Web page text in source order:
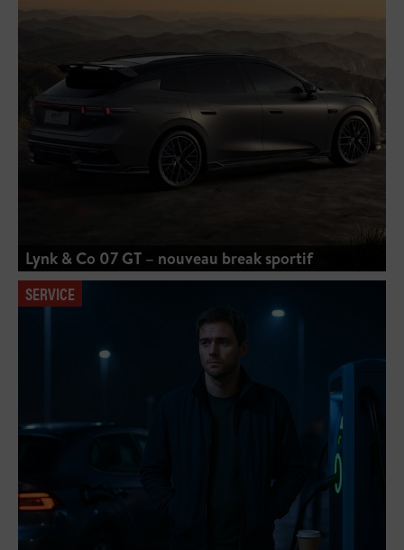
Lynk & Co 07 GT – nouveau break sportif
SERVICE